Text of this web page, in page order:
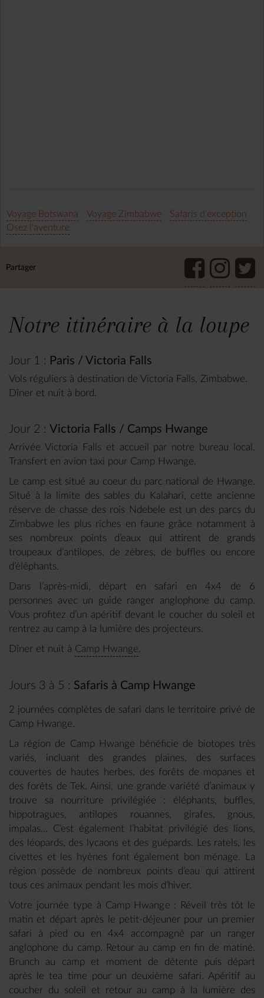
Voyage Botswana Voyage Zimbabwe
Safaris d'exception
Osez l'aventure
Partager
Notre itinéraire à la loupe
Jour 1 : Paris / Victoria Falls
Vols réguliers à destination de Victoria Falls, Zimbabwe.
Dîner et nuit à bord.
Jour 2 : Victoria Falls / Camps Hwange
Arrivée Victoria Falls et accueil par notre bureau local.
Transfert en avion taxi pour Camp Hwange.
Le camp est situé au coeur du parc national de Hwange.
Situé à la limite des sables du Kalahari, cette ancienne
réserve de chasse des rois Ndebele est un des parcs du
Zimbabwe les plus riches en faune grâce notamment à
ses nombreux points d’eaux qui attirent de grands
troupeaux d’antilopes, de zèbres, de buffles ou encore
d’éléphants.
Dans l’après-midi, départ en safari en 4x4 de 6
personnes avec un guide ranger anglophone du camp.
Vous profitez d’un apéritif devant le coucher du soleil et
rentrez au camp à la lumière des projecteurs.
Dîner et nuit à Camp Hwange
Jours 3 à 5 : Safaris à Camp Hwange
2 journées complètes de safari dans le territoire privé de
Camp Hwange.
La région de Camp Hwange bénéficie de biotopes très
variés, incluant des grandes plaines, des surfaces
couvertes de hautes herbes, des forêts de mopanes et
des forêts de Tek. Ainsi, une grande variété d’animaux y
trouve sa nourriture privilégiée : éléphants, buffles,
hippotragues, antilopes rouannes, girafes, gnous,
impalas... C’est également l’habitat privilégié des lions,
des léopards, des lycaons et des guépards. Les ratels, les
civettes et les hyènes font également bon ménage. La
région possède de nombreux points d’eau qui attirent
tous ces animaux pendant les mois d’hiver.
Votre journée type à Camp Hwange : Réveil très tôt le
matin et départ après le petit-déjeuner pour un premier
safari à pied ou en 4x4 accompagné par un ranger
anglophone du camp. Retour au camp en fin de matiné.
Brunch au camp et moment de détente puis départ
après le tea time pour un deuxième safari. Apéritif au
coucher du soleil et retour au camp à la lumière des